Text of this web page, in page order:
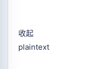
收起
plaintext